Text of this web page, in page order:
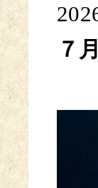
７